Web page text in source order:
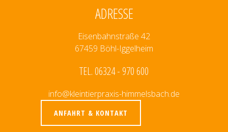
ADRESSE
Eisenbahnstraße 42
67459 Böhl-Iggelheim
TEL. 06324 - 970 600
info@kleintierpraxis-himmelsbach.de
ANFAHRT & KONTAKT